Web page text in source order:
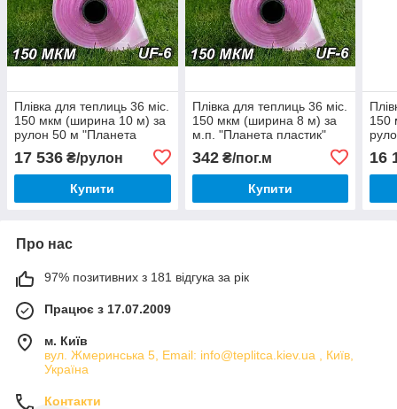
Плівка для теплиць 36 міс.
150 мкм (ширина 10 м) за
рулон 50 м "Планета
17 536 ₴/рулон
Купити
Плівка для теплиць 36 міс.
150 мкм (ширина 8 м) за
м.п. "Планета пластик"
342₴/пог.м
Купити
150
16
Про нас
97% позитивних з 181 відгука за рік
Працює з 17.07.2009
м. Київ
вул. Жмеринська 5, Email: info@teplitca.kiev.ua , Київ,
Україна
Контакти